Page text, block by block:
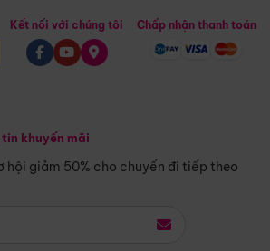
khuyến mãi
hội giảm 50% cho chuyến đi tiếp theo
Kết nối với chúng tôi Chấp nhận thanh toán